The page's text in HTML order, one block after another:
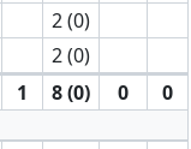
2 (0)
2 (0)
1 8 (0) 0 0